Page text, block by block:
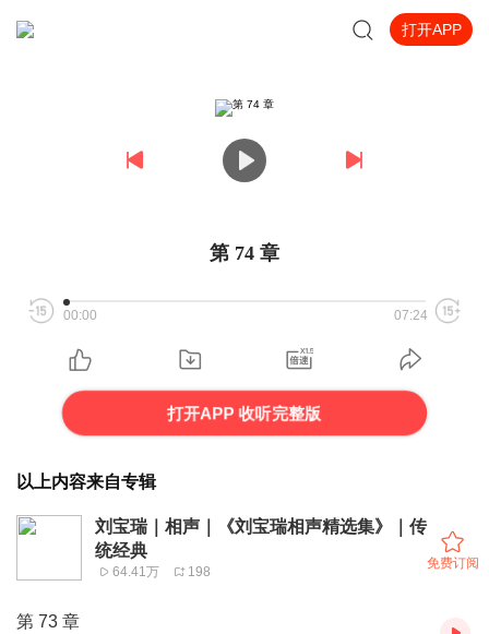
打开APP
第 74 章
00:00 07:24
打开APP 收听完整版
以上内容来自专辑
刘宝瑞｜相声｜《刘宝瑞相声精选集》｜传
统经典
64.41万 198
免费订阅
第 73 章